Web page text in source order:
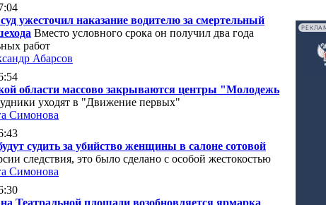
ужесточил наказание водителю за смертельный
Вместо условного срока он получил два года
работ
Абарсов
области массово закрываются центры "Молодежь
уходят в "Движение первых"
Симонова
судить за убийство женщины в салоне сотовой
следствия, это было сделано с особой жестокостью
Симонова
Театральной площади возобновляется ярмарка